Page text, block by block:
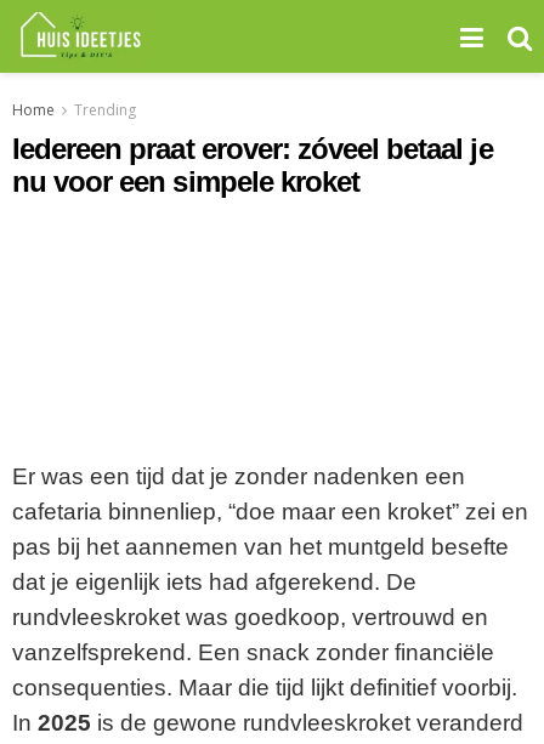
Home Trending
Iedereen praat erover: zóveel betaal je
nu voor een simpele kroket
Er was een tijd dat je zonder nadenken een
cafetaria binnenliep, “doe maar een kroket” zei en
pas bij het aannemen van het muntgeld besefte
dat je eigenlijk iets had afgerekend. De
rundvleeskroket was goedkoop, vertrouwd en
vanzelfsprekend. Een snack zonder financiële
consequenties. Maar die tijd lijkt definitief voorbij.
In 2025 is de gewone rundvleeskroket veranderd